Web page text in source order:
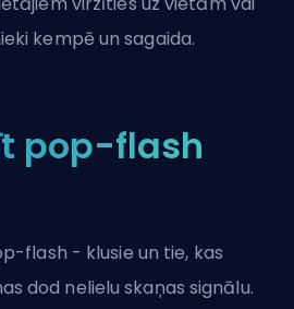
kempē un sagaida.
pop-flash
flash - klusie un tie, kas
dod nelielu skaņas signālu.